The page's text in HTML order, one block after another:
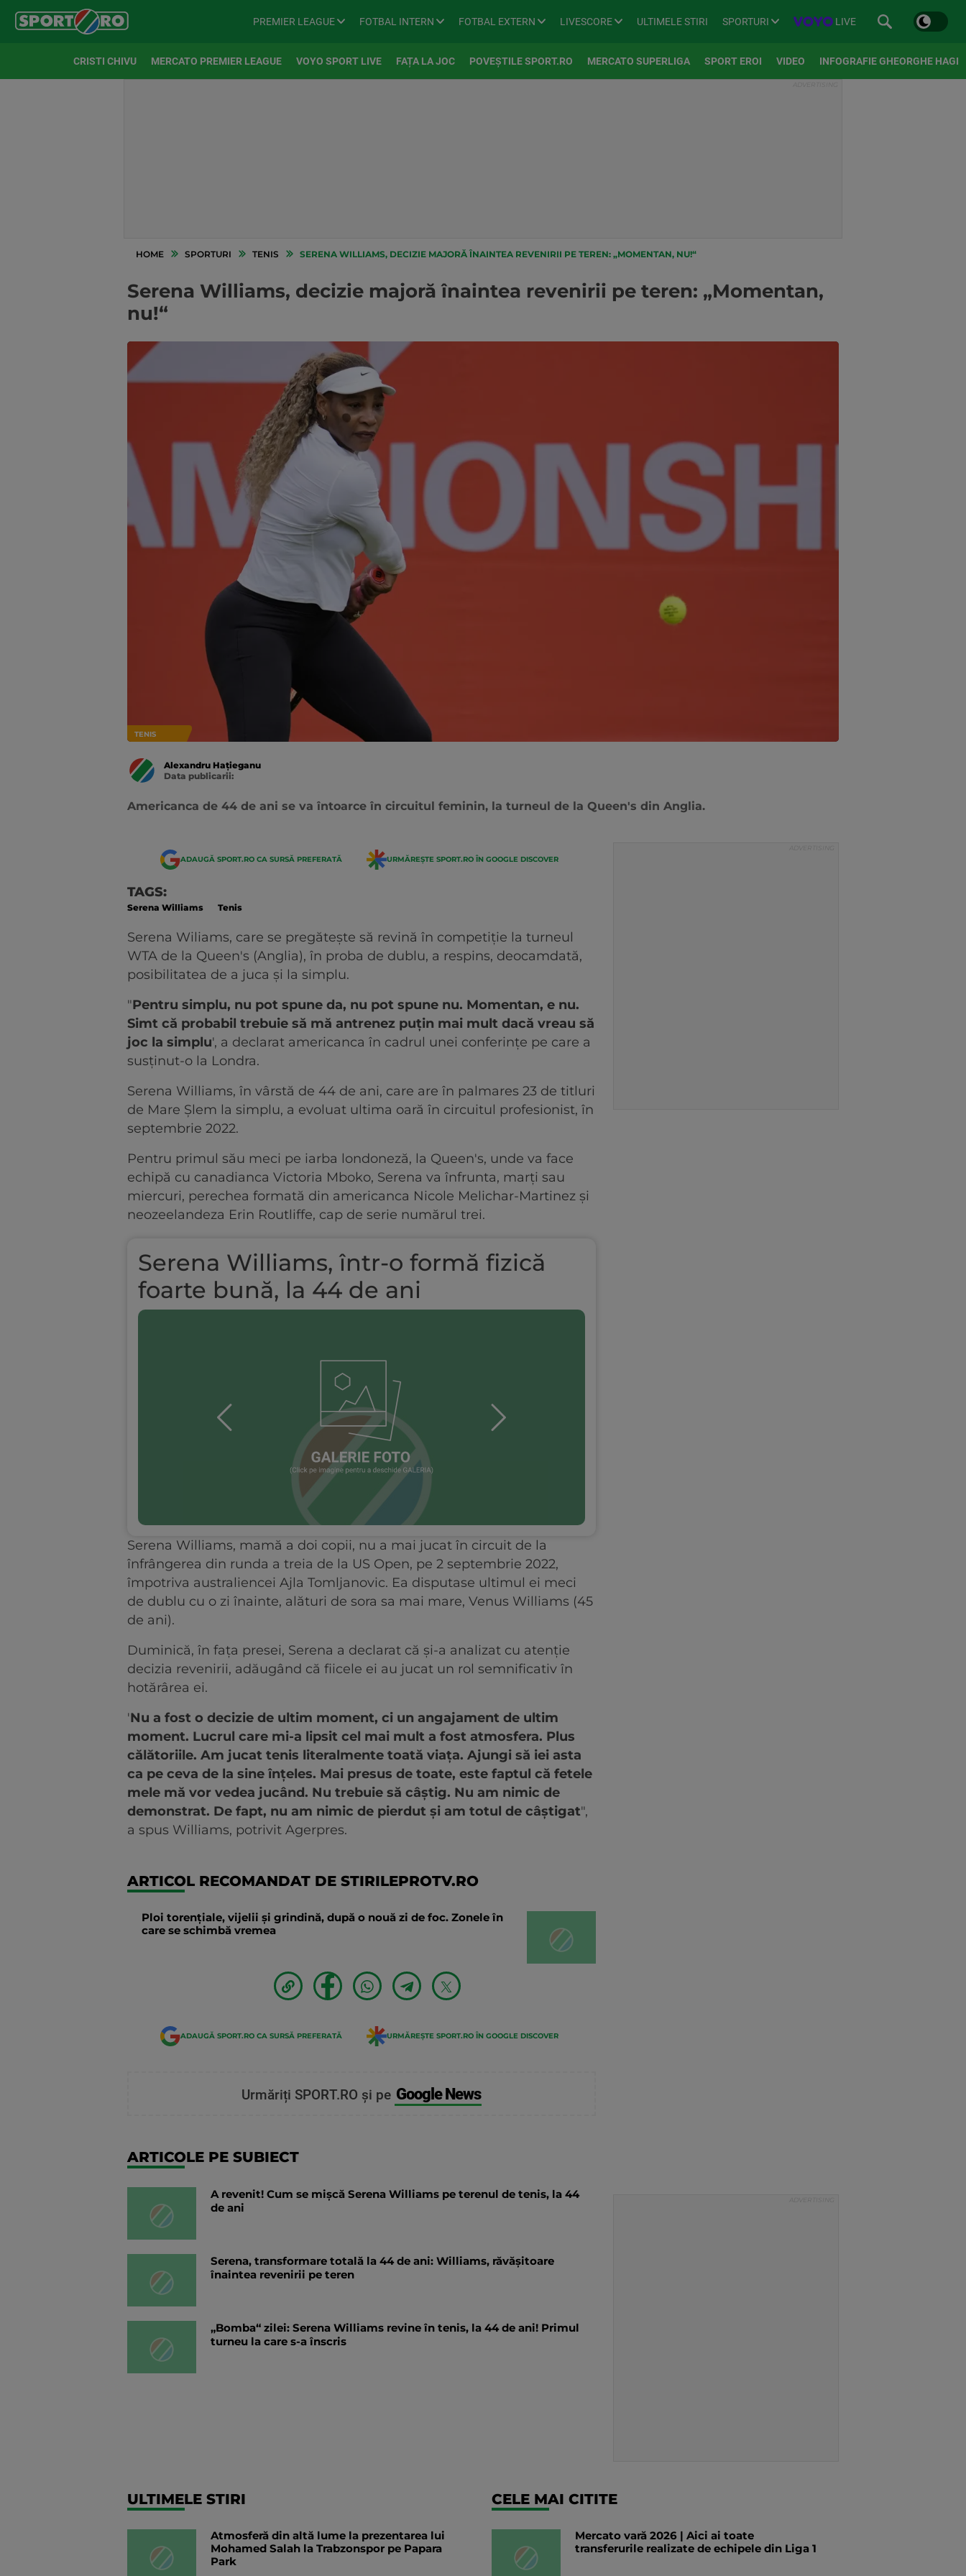
PREMIER LEAGUE FOTBAL INTERN FOTBAL EXTERN LIVESCORE ULTIMELE STIRI SPORTURI LIVE
CRISTI CHIVU MERCATO PREMIER LEAGUE VOYO SPORT LIVE FAȚA LA JOC POVEȘTILE SPORT.RO MERCATO SUPERLIGA SPORT EROI VIDEO INFOGRAFIE GHEORGHE HAGI
HOME SPORTURI TENIS SERENA WILLIAMS, DECIZIE MAJORĂ ÎNAINTEA REVENIRII PE TEREN: „MOMENTAN, NU!“
Serena Williams, decizie majoră înaintea revenirii pe teren: „Momentan,
nu!“
TENIS
Alexandru Hațieganu
Data publicarii:
Americanca de 44 de ani se va întoarce în circuitul feminin, la turneul de la Queen's din Anglia.
ADAUGĂ SPORT.RO CA SURSĂ PREFERATĂ URMĂREȘTE SPORT.RO ÎN GOOGLE DISCOVER
TAGS:
Serena Williams Tenis
Serena Wiliams, care se pregăteşte să revină în competiţie la turneul
WTA de la Queen's (Anglia), în proba de dublu, a respins, deocamdată,
posibilitatea de a juca și la simplu.
"Pentru simplu, nu pot spune da, nu pot spune nu. Momentan, e nu.
Simt că probabil trebuie să mă antrenez puţin mai mult dacă vreau să
joc la simplu', a declarat americanca în cadrul unei conferinţe pe care a
susţinut-o la Londra.
Serena Williams, în vârstă de 44 de ani, care are în palmares 23 de titluri
de Mare Şlem la simplu, a evoluat ultima oară în circuitul profesionist, în
septembrie 2022.
Pentru primul său meci pe iarba londoneză, la Queen's, unde va face
echipă cu canadianca Victoria Mboko, Serena va înfrunta, marţi sau
miercuri, perechea formată din americanca Nicole Melichar-Martinez şi
neozeelandeza Erin Routliffe, cap de serie numărul trei.
Serena Williams, într-o formă fizică
foarte bună, la 44 de ani
Serena Williams, mamă a doi copii, nu a mai jucat în circuit de la
înfrângerea din runda a treia de la US Open, pe 2 septembrie 2022,
împotriva australiencei Ajla Tomljanovic. Ea disputase ultimul ei meci
de dublu cu o zi înainte, alături de sora sa mai mare, Venus Williams (45
de ani).
Duminică, în faţa presei, Serena a declarat că şi-a analizat cu atenţie
decizia revenirii, adăugând că fiicele ei au jucat un rol semnificativ în
hotărârea ei.
'Nu a fost o decizie de ultim moment, ci un angajament de ultim
moment. Lucrul care mi-a lipsit cel mai mult a fost atmosfera. Plus
călătoriile. Am jucat tenis literalmente toată viaţa. Ajungi să iei asta
ca pe ceva de la sine înţeles. Mai presus de toate, este faptul că fetele
mele mă vor vedea jucând. Nu trebuie să câştig. Nu am nimic de
demonstrat. De fapt, nu am nimic de pierdut şi am totul de câştigat",
a spus Williams, potrivit Agerpres.
ARTICOL RECOMANDAT DE STIRILEPROTV.RO
Ploi torențiale, vijelii și grindină, după o nouă zi de foc. Zonele în
care se schimbă vremea
ADAUGĂ SPORT.RO CA SURSĂ PREFERATĂ URMĂREȘTE SPORT.RO ÎN GOOGLE DISCOVER
Urmăriți SPORT.RO și pe Google News
ARTICOLE PE SUBIECT
A revenit! Cum se mișcă Serena Williams pe terenul de tenis, la 44
de ani
Serena, transformare totală la 44 de ani: Williams, răvășitoare
înaintea revenirii pe teren
„Bomba“ zilei: Serena Williams revine în tenis, la 44 de ani! Primul
turneu la care s-a înscris
ULTIMELE STIRI
Atmosferă din altă lume la prezentarea lui
Mohamed Salah la Trabzonspor pe Papara
Park
CELE MAI CITITE
Mercato vară 2026 | Aici ai toate
transferurile realizate de echipele din Liga 1